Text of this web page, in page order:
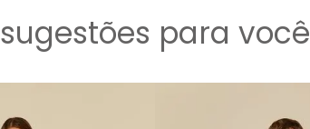
sugestões para você